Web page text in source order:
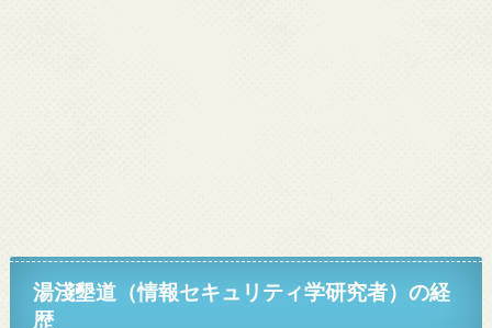
湯淺墾道（情報セキュリティ学研究者）の経
歴